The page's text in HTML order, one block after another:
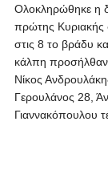
Ολοκληρώθηκε η
πρώτης Κυριακής
στις 8 το βράδυ
κάλπη προσήλθαν
Νίκος
Γερουλάνος 28,
Γιαννακόπουλου